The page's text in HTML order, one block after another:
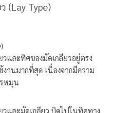
(Lay Type)
และทิศของมัดเกลียวอยู่ตรง
นมากที่สุด เนื่องจากมีความ
หมุน
และมัดเกลียว บิดไปในทิศทาง